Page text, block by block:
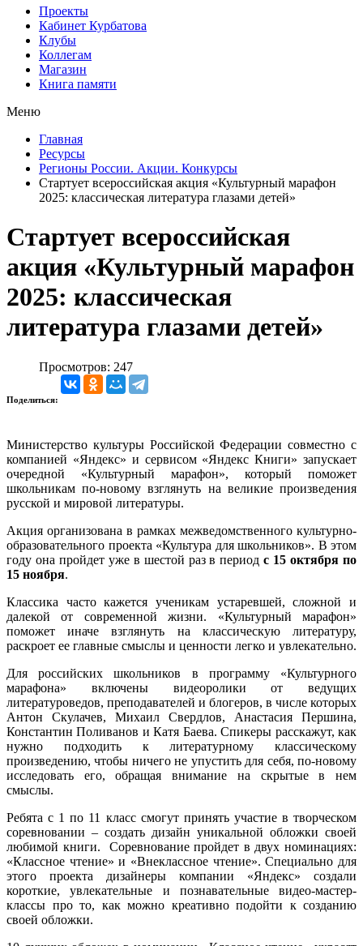
Проекты
Кабинет Курбатова
Клубы
Коллегам
Магазин
Книга памяти
Меню
Главная
Ресурсы
Регионы России. Акции. Конкурсы
Стартует всероссийская акция «Культурный марафон
2025: классическая литература глазами детей»
Стартует всероссийская
акция «Культурный марафон
2025: классическая
литература глазами детей»
Просмотров: 247
Поделиться:
Министерство культуры Российской Федерации совместно с
компанией «Яндекс» и сервисом «Яндекс Книги» запускает
очередной «Культурный марафон», который поможет
школьникам по-новому взглянуть на великие произведения
русской и мировой литературы.
Акция организована в рамках межведомственного культурно-
образовательного проекта «Культура для школьников». В этом
году она пройдет уже в шестой раз в периодс 15 октября по
15 ноября.
Классика часто кажется ученикам устаревшей, сложной и
далекой от современной жизни. «Культурный марафон»
поможет иначе взглянуть на классическую литературу,
раскроет ее главные смыслы и ценности легко и увлекательно.
Для российских школьников в программу «Культурного
марафона» включены видеоролики от ведущих
литературоведов, преподавателей и блогеров, в числе которых
Антон Скулачев, Михаил Свердлов, Анастасия Першина,
Константин Поливанов и Катя Баева. Спикеры расскажут, как
нужно подходить к литературному классическому
произведению, чтобы ничего не упустить для себя, по-новому
исследовать его, обращая внимание на скрытые в нем
смыслы.
Ребята с 1 по 11 класс смогут принять участие в творческом
соревновании – создать дизайн уникальной обложки своей
любимой книги. Соревнование пройдет в двух номинациях:
«Классное чтение» и «Внеклассное чтение». Специально для
этого проекта дизайнеры компании «Яндекс» создали
короткие, увлекательные и познавательные видео-мастер-
классы про то, как можно креативно подойти к созданию
своей обложки.